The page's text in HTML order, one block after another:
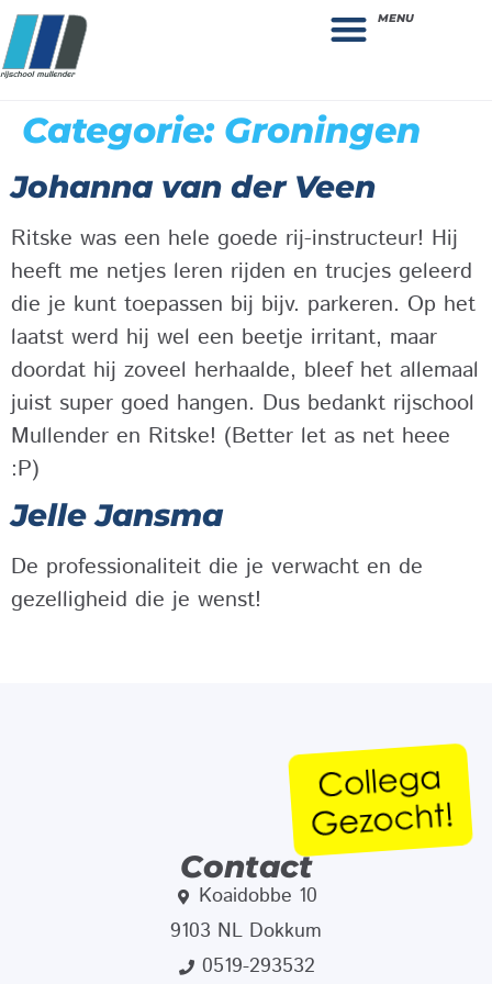
MENU
Categorie: Groningen
Johanna van der Veen
Ritske was een hele goede rij-instructeur! Hij
heeft me netjes leren rijden en trucjes geleerd
die je kunt toepassen bij bijv. parkeren. Op het
laatst werd hij wel een beetje irritant, maar
doordat hij zoveel herhaalde, bleef het allemaal
juist super goed hangen. Dus bedankt rijschool
Mullender en Ritske! (Better let as net heee
:P)
Jelle Jansma
De professionaliteit die je verwacht en de
gezelligheid die je wenst!
Contact
Koaidobbe 10
9103 NL Dokkum
0519-293532